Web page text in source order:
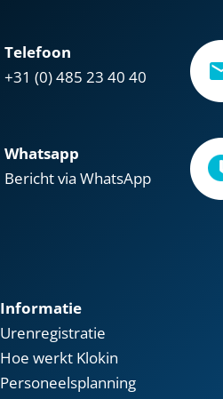
Telefoon
+31 (0) 485 23 40 40
Whatsapp
Bericht via WhatsApp
Informatie
Urenregistratie
Hoe werkt Klokin
Personeelsplanning